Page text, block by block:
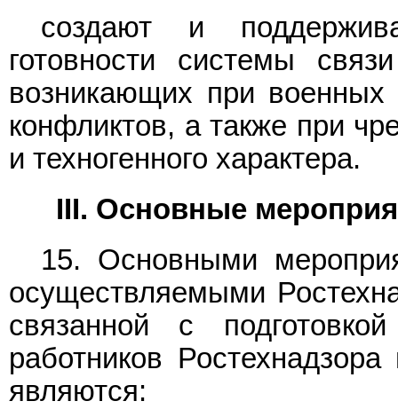
создают и
готовности системы
возникающих при военных
конфликтов, а также при
и техногенного характера.
III. Основные
15. Основными
осуществляемыми
связанной с
работников
являются: